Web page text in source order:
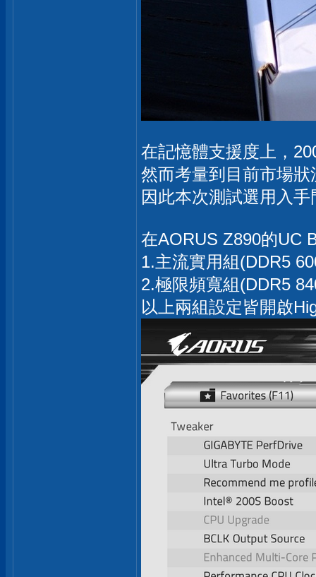
在記憶體支援度上，
然而考量到目前市場
因此本次測試選用入
在AORUS Z890的UC
1.主流實用組(DDR5
2.極限頻寬組(DDR5
以上兩組設定皆開啟